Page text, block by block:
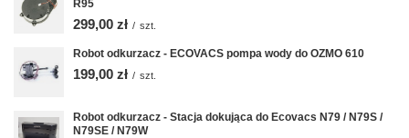
R95
299,00 zł / szt.
Robot odkurzacz - ECOVACS pompa wody do OZMO 610
199,00 zł / szt.
Robot odkurzacz - Stacja dokująca do Ecovacs N79 / N79S /
N79SE / N79W